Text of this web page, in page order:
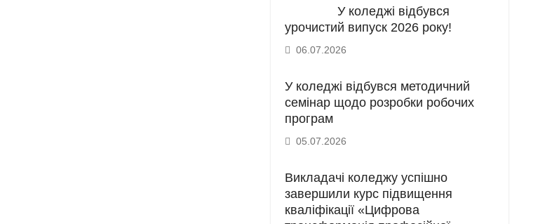
У коледжі відбувся
урочистий випуск 2026 року!
06.07.2026
У коледжі відбувся методичний
семінар щодо розробки робочих
програм
05.07.2026
Викладачі коледжу успішно
завершили курс підвищення
кваліфікації «Цифрова